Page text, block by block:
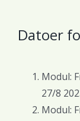
Datoer
Modul:
27/8
Modul: